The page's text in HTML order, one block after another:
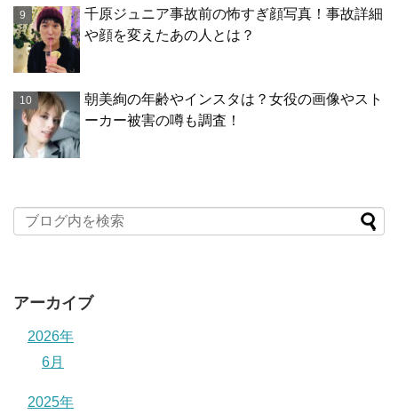
千原ジュニア事故前の怖すぎ顔写真！事故詳細
や顔を変えたあの人とは？
朝美絢の年齢やインスタは？女役の画像やスト
ーカー被害の噂も調査！
アーカイブ
2026年
6月
2025年